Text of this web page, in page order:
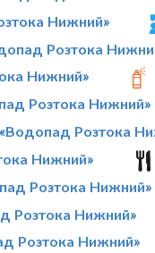
Нижний»
Розтока
Нижний»
Розтока Нижний»
Розтока
Нижний»
Розтока Нижний»
Розтока Нижний»
Розтока Нижний»